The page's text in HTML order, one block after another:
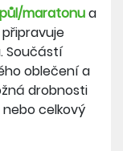
maratonua
Součástí
oblečení a
drobnosti
celkový